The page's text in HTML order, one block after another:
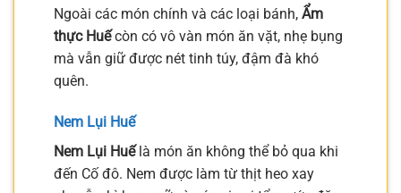
Ngoài các món chính và các loại bánh, Ẩm
thực Huếcòn có vô vàn món ăn vặt, nhẹ bụng
mà vẫn giữ được nét tinh túy, đậm đà khó
quên.
Nem Lụi Huế
Nem Lụi Huếlà món ăn không thể bỏ qua khi
đến Cố đô. Nem được làm từ thịt heo xay